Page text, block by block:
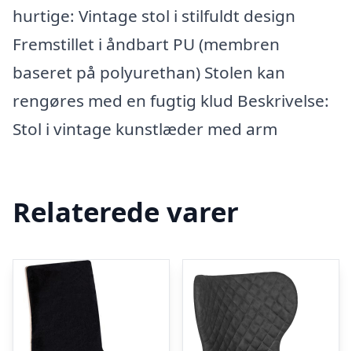
hurtige: Vintage stol i stilfuldt design
Fremstillet i åndbart PU (membren
baseret på polyurethan) Stolen kan
rengøres med en fugtig klud Beskrivelse:
Stol i vintage kunstlæder med arm
Relaterede varer